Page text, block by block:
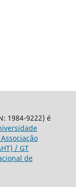
1984-9222) é
Associação
/ GT
de